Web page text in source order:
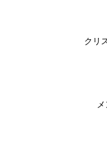
クリ